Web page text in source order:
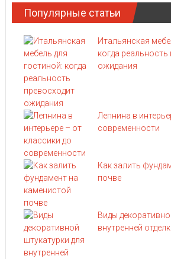
Популярные статьи
Итальянская
когда
ожидания
Лепнина в
современности
Как залить
почве
Виды
внутренней